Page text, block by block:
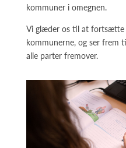
kommuner i omegnen.
Vi glæder os til at fortsætte
kommunerne, og ser frem
alle parter fremover.